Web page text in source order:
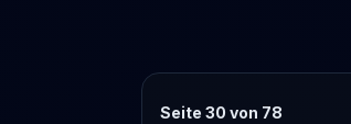
Seite 30 von 78